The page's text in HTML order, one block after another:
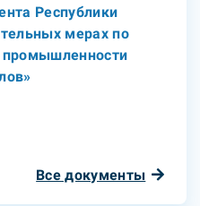
Республики
мерах по
промышленности
Все документы